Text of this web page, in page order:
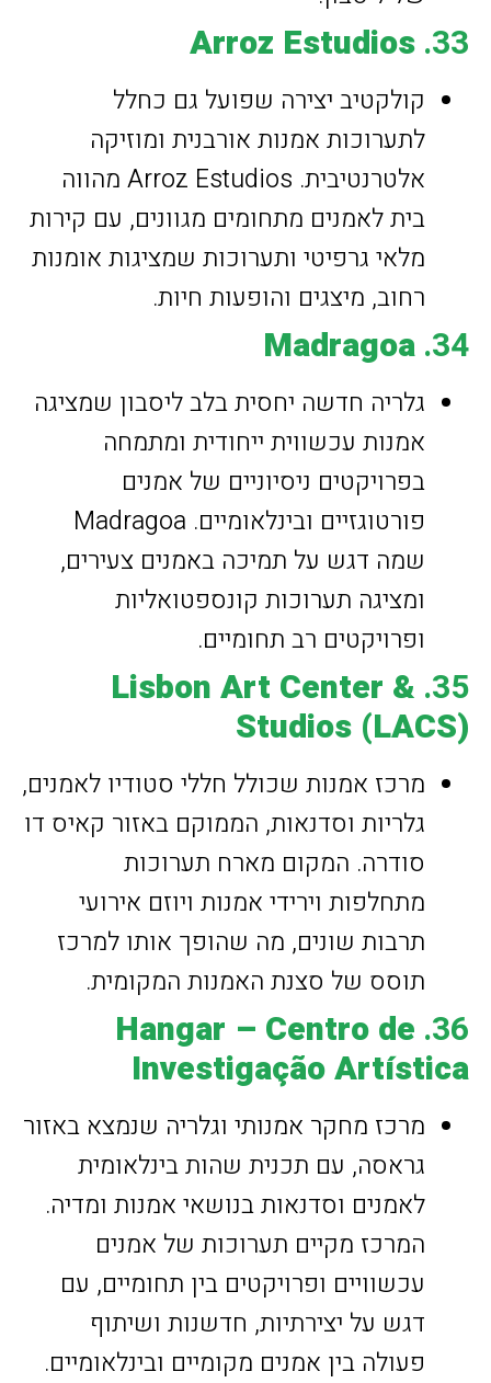
33.
Arroz Estudios
קולקטיב יצירה שפועל גם כחלל
לתערוכות אמנות אורבנית ומוזיקה
אלטרנטיבית. Arroz Estudios מהווה
בית לאמנים מתחומים מגוונים, עם קירות
מלאי גרפיטי ותערוכות שמציגות אומנות
רחוב, מיצגים והופעות חיות.
34.
Madragoa
גלריה חדשה יחסית בלב ליסבון שמציגה
אמנות עכשווית ייחודית ומתמחה
בפרויקטים ניסיוניים של אמנים
פורטוגזיים ובינלאומיים. Madragoa
שמה דגש על תמיכה באמנים צעירים,
ומציגה תערוכות קונספטואליות
ופרויקטים רב תחומיים.
35.
Lisbon Art Center &
Studios (LACS)
מרכז אמנות שכולל חללי סטודיו לאמנים,
גלריות וסדנאות, הממוקם באזור קאיס דו
סודרה. המקום מארח תערוכות
מתחלפות וירידי אמנות ויוזם אירועי
תרבות שונים, מה שהופך אותו למרכז
תוסס של סצנת האמנות המקומית.
36.
Hangar – Centro de
Investigação Artística
מרכז מחקר אמנותי וגלריה שנמצא באזור
גראסה, עם תכנית שהות בינלאומית
לאמנים וסדנאות בנושאי אמנות ומדיה.
המרכז מקיים תערוכות של אמנים
עכשוויים ופרויקטים בין תחומיים, עם
דגש על יצירתיות, חדשנות ושיתוף
פעולה בין אמנים מקומיים ובינלאומיים.